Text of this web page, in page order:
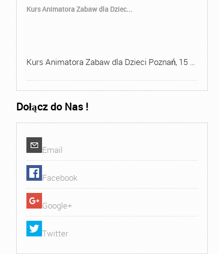
Kurs Animatora Zabaw dla Dziec...
Kurs Animatora Zabaw dla Dzieci Poznań, 15 …
Dołącz do Nas !
Email
Facebook
Google+
Twitter